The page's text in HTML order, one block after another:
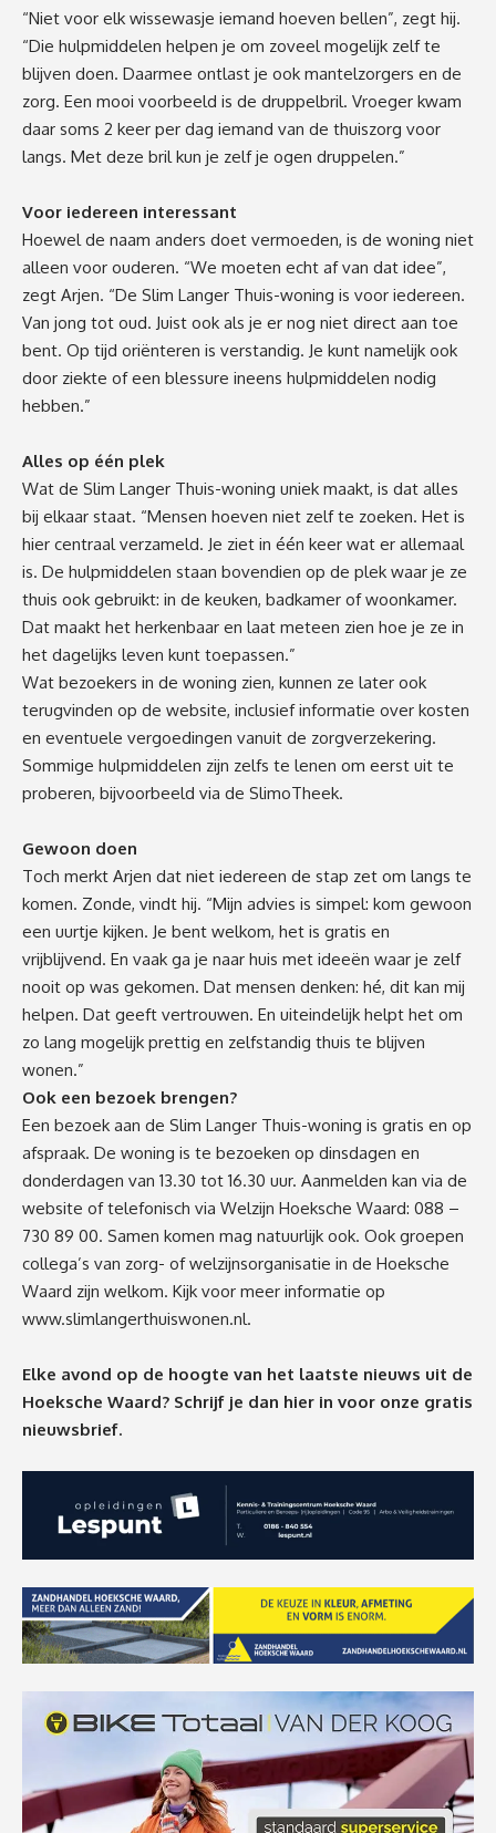
“Niet voor elk wissewasje iemand hoeven bellen”, zegt hij.
“Die hulpmiddelen helpen je om zoveel mogelijk zelf te
blijven doen. Daarmee ontlast je ook mantelzorgers en de
zorg. Een mooi voorbeeld is de druppelbril. Vroeger kwam
daar soms 2 keer per dag iemand van de thuiszorg voor
langs. Met deze bril kun je zelf je ogen druppelen.”
Voor iedereen interessant
Hoewel de naam anders doet vermoeden, is de woning niet
alleen voor ouderen. “We moeten echt af van dat idee”,
zegt Arjen. “De Slim Langer Thuis-woning is voor iedereen.
Van jong tot oud. Juist ook als je er nog niet direct aan toe
bent. Op tijd oriënteren is verstandig. Je kunt namelijk ook
door ziekte of een blessure ineens hulpmiddelen nodig
hebben.”
Alles op één plek
Wat de Slim Langer Thuis-woning uniek maakt, is dat alles
bij elkaar staat. “Mensen hoeven niet zelf te zoeken. Het is
hier centraal verzameld. Je ziet in één keer wat er allemaal
is. De hulpmiddelen staan bovendien op de plek waar je ze
thuis ook gebruikt: in de keuken, badkamer of woonkamer.
Dat maakt het herkenbaar en laat meteen zien hoe je ze in
het dagelijks leven kunt toepassen.”
Wat bezoekers in de woning zien, kunnen ze later ook
terugvinden op de website, inclusief informatie over kosten
en eventuele vergoedingen vanuit de zorgverzekering.
Sommige hulpmiddelen zijn zelfs te lenen om eerst uit te
proberen, bijvoorbeeld via de SlimoTheek.
Gewoon doen
Toch merkt Arjen dat niet iedereen de stap zet om langs te
komen. Zonde, vindt hij. “Mijn advies is simpel: kom gewoon
een uurtje kijken. Je bent welkom, het is gratis en
vrijblijvend. En vaak ga je naar huis met ideeën waar je zelf
nooit op was gekomen. Dat mensen denken: hé, dit kan mij
helpen. Dat geeft vertrouwen. En uiteindelijk helpt het om
zo lang mogelijk prettig en zelfstandig thuis te blijven
wonen.”
Ook een bezoek brengen?
Een bezoek aan de Slim Langer Thuis-woning is gratis en op
afspraak. De woning is te bezoeken op dinsdagen en
donderdagen van 13.30 tot 16.30 uur. Aanmelden kan via de
website of telefonisch via Welzijn Hoeksche Waard: 088 –
730 89 00. Samen komen mag natuurlijk ook. Ook groepen
collega’s van zorg- of welzijnsorganisatie in de Hoeksche
Waard zijn welkom. Kijk voor meer informatie op
www.slimlangerthuiswonen.nl.
Elke avond op de hoogte van het laatste nieuws uit de
Hoeksche Waard? Schrijf je dan hier in voor onze gratis
nieuwsbrief.